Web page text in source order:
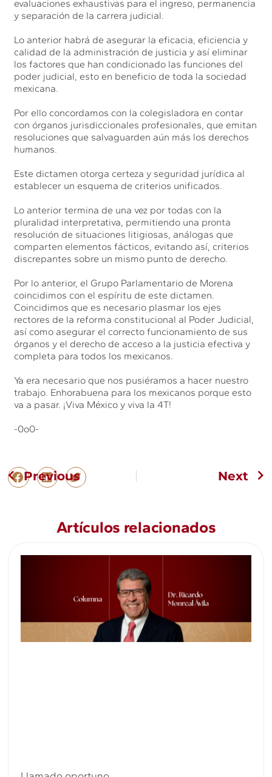
evaluaciones exhaustivas para el ingreso, permanencia
y separación de la carrera judicial.
Lo anterior habrá de asegurar la eficacia, eficiencia y
calidad de la administración de justicia y así eliminar
los factores que han condicionado las funciones del
poder judicial, esto en beneficio de toda la sociedad
mexicana.
Por ello concordamos con la colegisladora en contar
con órganos jurisdiccionales profesionales, que emitan
resoluciones que salvaguarden aún más los derechos
humanos.
Este dictamen otorga certeza y seguridad jurídica al
establecer un esquema de criterios unificados.
Lo anterior termina de una vez por todas con la
pluralidad interpretativa, permitiendo una pronta
resolución de situaciones litigiosas, análogas que
comparten elementos fácticos, evitando así, criterios
discrepantes sobre un mismo punto de derecho.
Por lo anterior, el Grupo Parlamentario de Morena
coincidimos con el espíritu de este dictamen.
Coincidimos que es necesario plasmar los ejes
rectores de la reforma constitucional al Poder Judicial,
así como asegurar el correcto funcionamiento de sus
órganos y el derecho de acceso a la justicia efectiva y
completa para todos los mexicanos.
Ya era necesario que nos pusiéramos a hacer nuestro
trabajo. Enhorabuena para los mexicanos porque esto
va a pasar. ¡Viva México y viva la 4T!
-0o0-
Previous Next
Artículos relacionados